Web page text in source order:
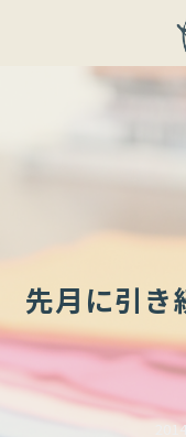
先月に引き